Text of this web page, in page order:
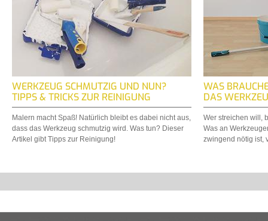
WERKZEUG SCHMUTZIG UND NUN?
TIPPS & TRICKS ZUR REINIGUNG
Malern macht Spaß! Natürlich bleibt es dabei nicht aus,
dass das Werkzeug schmutzig wird. Was tun? Dieser
Artikel gibt Tipps zur Reinigung!
WAS
DAS
Wer streichen will,
Was an
zwingend nötig ist,